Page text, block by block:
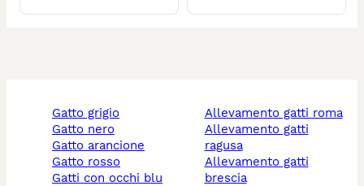
gatto grigio
gatto nero
gatto arancione
gatto rosso
gatti con occhi blu
allevamento gatti roma
allevamento gatti
ragusa
allevamento gatti
brescia